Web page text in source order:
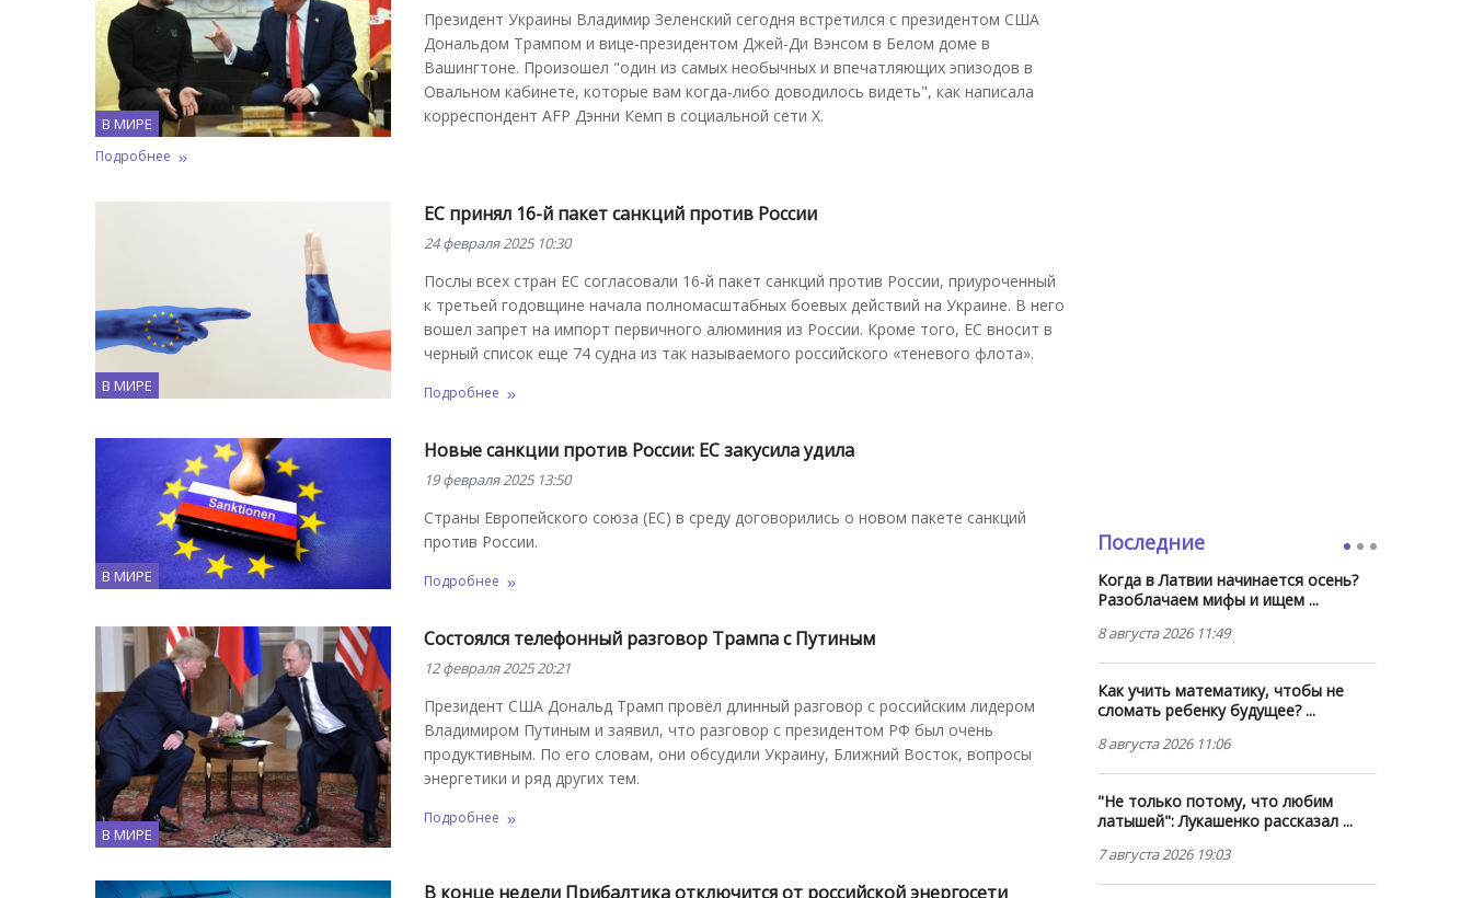
В МИРЕ
Президент Украины Владимир Зеленский сегодня встретился с президентом США
Дональдом Трампом и вице-президентом Джей-Ди Вэнсом в Белом доме в
Вашингтоне. Произошел "один из самых необычных и впечатляющих эпизодов в
Овальном кабинете, которые вам когда-либо доводилось видеть", как написала
корреспондент AFP Дэнни Кемп в социальной сети X.
Подробнее
В МИРЕ
ЕС принял 16-й пакет санкций против России
24 февраля 2025 10:30
Послы всех стран ЕС согласовали 16-й пакет санкций против России, приуроченный
к третьей годовщине начала полномасштабных боевых действий на Украине. В него
вошел запрет на импорт первичного алюминия из России. Кроме того, ЕС вносит в
черный список еще 74 судна из так называемого российского «теневого флота».
Подробнее
В МИРЕ
Новые санкции против России: ЕС закусила удила
19 февраля 2025 13:50
Страны Европейского союза (ЕС) в среду договорились о новом пакете санкций
против России.
Подробнее
В МИРЕ
Состоялся телефонный разговор Трампа с Путиным
12 февраля 2025 20:21
Президент США Дональд Трамп провёл длинный разговор с российским лидером
Владимиром Путиным и заявил, что разговор с президентом РФ был очень
продуктивным. По его словам, они обсудили Украину, Ближний Восток, вопросы
энергетики и ряд других тем.
Подробнее
В конце недели Прибалтика отключится от российской энергосети
Последние
Когда в Латвии начинается осень?
Разоблачаем мифы и ищем ...
8 августа 2026 11:49
Как учить математику, чтобы не
сломать ребенку будущее? ...
8 августа 2026 11:06
"Не только потому, что любим
латышей": Лукашенко рассказал ...
7 августа 2026 19:03